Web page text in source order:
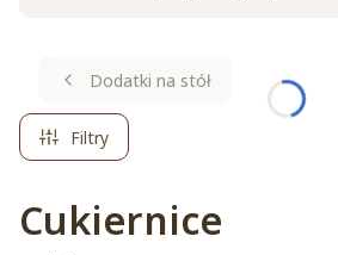
kupujemy porcelanowe cukiernice.
Dodatki na stół
Filtry
Cukiernice